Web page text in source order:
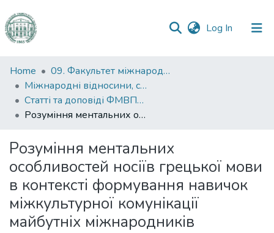
Log In (current)
Communities
&
Collections
All of DSpace
Statistics
Home
09. Факультет міжнародних відносин, політології та соціології
Міжнародні відносини, суспільні комунікації та регіональні студії
Статті та доповіді ФМВПС (Міжнародні відносини, суспільні комунікації та регіональні студії)
Розуміння ментальних особливостей носіїв грецької мови в контексті формування навичок міжкультурної комунікації майбутніх міжнародників
Розуміння ментальних
особливостей носіїв грецької мови
в контексті формування навичок
міжкультурної комунікації
майбутніх міжнародників